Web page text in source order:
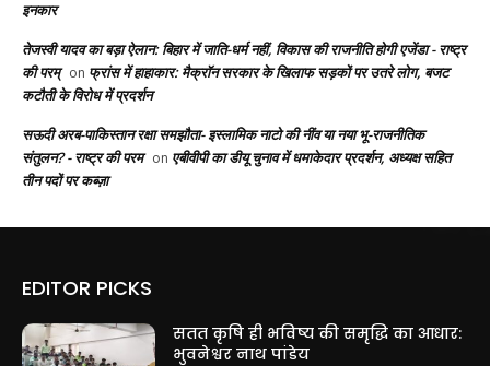
इनकार
तेजस्वी यादव का बड़ा ऐलान: बिहार में जाति-धर्म नहीं, विकास की राजनीति होगी एजेंडा - राष्ट्र
की परम् on फ्रांस में हाहाकार: मैक्रॉन सरकार के खिलाफ सड़कों पर उतरे लोग, बजट
कटौती के विरोध में प्रदर्शन
सऊदी अरब-पाकिस्तान रक्षा समझौता- इस्लामिक नाटो की नींव या नया भू-राजनीतिक
संतुलन? - राष्ट्र की परम on एबीवीपी का डीयू चुनाव में धमाकेदार प्रदर्शन, अध्यक्ष सहित
तीन पदों पर कब्ज़ा
EDITOR PICKS
सतत कृषि ही भविष्य की समृद्धि का आधार:
भुवनेश्वर नाथ पांडेय